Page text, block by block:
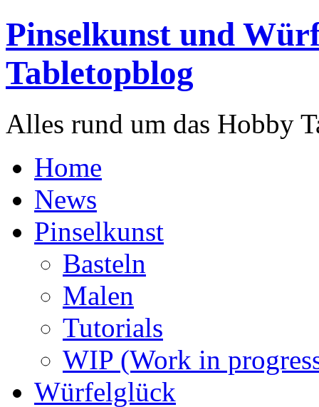
Pinselkunst und
Tabletopblog
Alles rund um das Hobby
Home
News
Pinselkunst
Basteln
Malen
Tutorials
WIP (Work in
Würfelglück